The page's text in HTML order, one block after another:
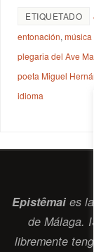
ETIQUETADO
entonación,
plegaria del Ave
poeta Miguel
idioma
Epistêmaies la
de Málaga.
libremente